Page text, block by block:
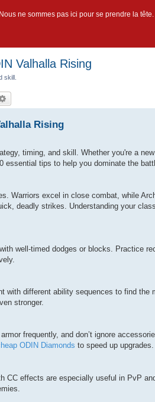
ne sommes pas ici pour se prendre la tête.
Valhalla Rising
skill.
Rising
timing, and skill. Whether you're a
tips to help you dominate the
Warriors excel in close combat, while
deadly strikes. Understanding your
well-timed dodges or blocks. Practice
with different ability sequences to find the
stronger.
frequently, and don’t ignore
ODIN Diamonds to speed up upgrades.
effects are especially useful in PvP